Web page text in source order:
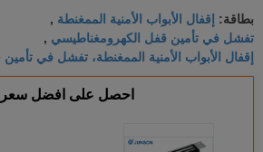
بطاقة: إقفال الأبواب الأمنية الممغنطة ,
تفشل في تأمين قفل الكهرومغناطيسي ,
إقفال الأبواب الأمنية الممغنطة، تفشل في
احصل على افضل